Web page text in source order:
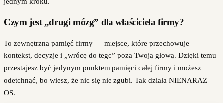
Czym jest „drugi mózg” dla właściciela firmy?
To zewnętrzna pamięć firmy — miejsce, które przechowuje
kontekst, decyzje i „wrócę do tego” poza Twoją głową. Dzięki temu
przestajesz być jedynym punktem pamięci całej firmy i możesz
odetchnąć, bo wiesz, że nic się nie zgubi. Tak działa NIENARAZ
OS.